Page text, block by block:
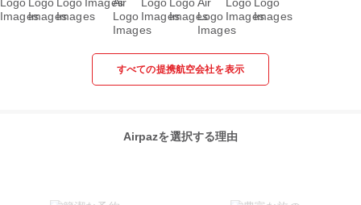
すべての提携航空会社を表示
Airpazを選択する理由